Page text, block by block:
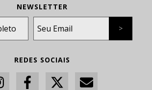
NEWSLETTER
REDES SOCIAIS